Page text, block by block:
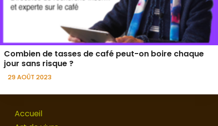
Combien de tasses de café peut-on boire chaque
jour sans risque ?
29 AOÛT 2023
Accueil